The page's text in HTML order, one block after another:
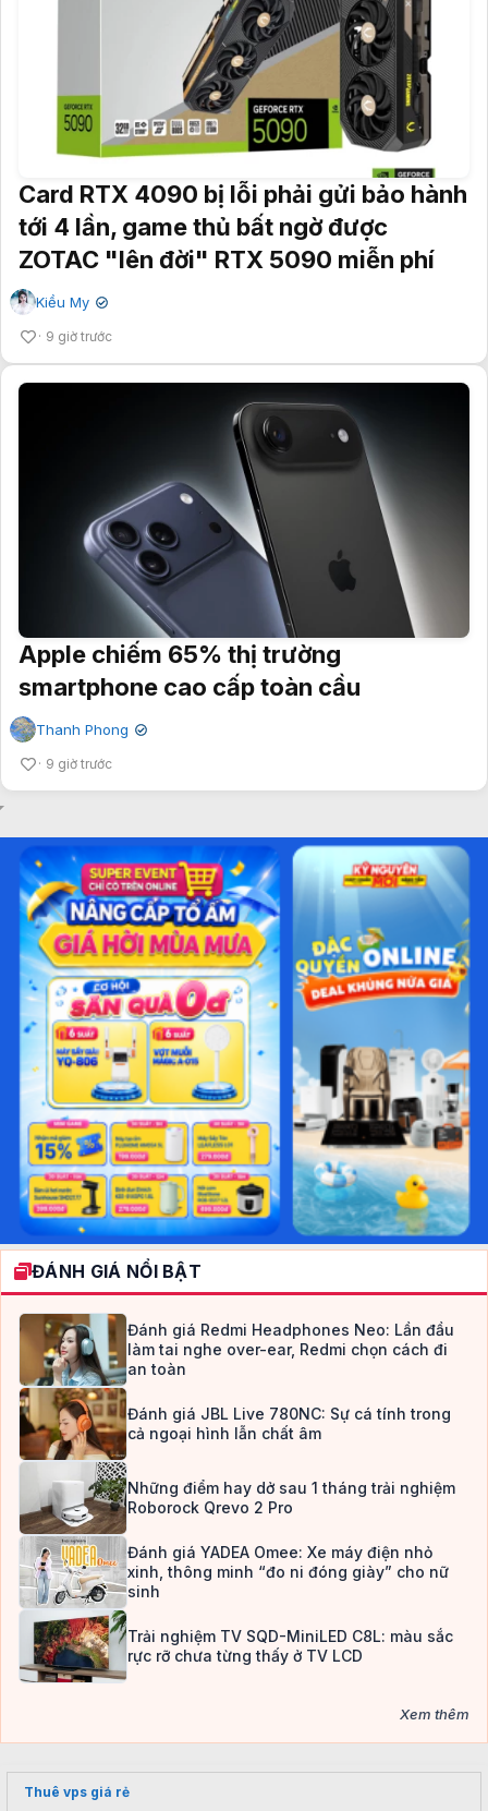
Card RTX 4090 bị lỗi phải gửi bảo hành
tới 4 lần, game thủ bất ngờ được
ZOTAC "lên đời" RTX 5090 miễn phí
Kiều My ✔
9 giờ trước
Apple chiếm 65% thị trường
smartphone cao cấp toàn cầu
Thanh Phong ✔
9 giờ trước
ĐÁNH GIÁ NỔI BẬT
Đánh giá Redmi Headphones Neo: Lần đầu
làm tai nghe over-ear, Redmi chọn cách đi
an toàn
Đánh giá JBL Live 780NC: Sự cá tính trong
cả ngoại hình lẫn chất âm
Những điểm hay dở sau 1 tháng trải nghiệm
Roborock Qrevo 2 Pro
Đánh giá YADEA Omee: Xe máy điện nhỏ
xinh, thông minh “đo ni đóng giày” cho nữ
sinh
Trải nghiệm TV SQD-MiniLED C8L: màu sắc
rực rỡ chưa từng thấy ở TV LCD
Xem thêm
Thuê vps giá rẻ